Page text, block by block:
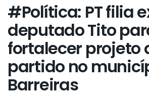
#Política: PT filia
deputado Tito
fortalecer projeto
partido no
Barreiras